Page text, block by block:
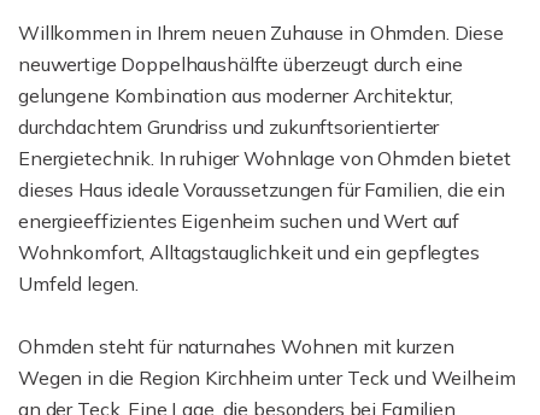
Willkommen in Ihrem neuen Zuhause in Ohmden. Diese
neuwertige Doppelhaushälfte überzeugt durch eine
gelungene Kombination aus moderner Architektur,
durchdachtem Grundriss und zukunftsorientierter
Energietechnik. In ruhiger Wohnlage von Ohmden bietet
dieses Haus ideale Voraussetzungen für Familien, die ein
energieeffizientes Eigenheim suchen und Wert auf
Wohnkomfort, Alltagstauglichkeit und ein gepflegtes
Umfeld legen.
Ohmden steht für naturnahes Wohnen mit kurzen
Wegen in die Region Kirchheim unter Teck und Weilheim
an der Teck. Eine Lage, die besonders bei Familien